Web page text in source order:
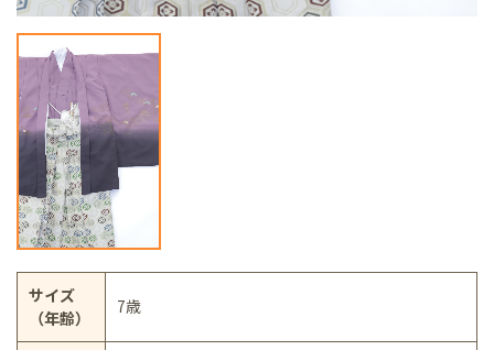
サイズ
（年齢）
7歳